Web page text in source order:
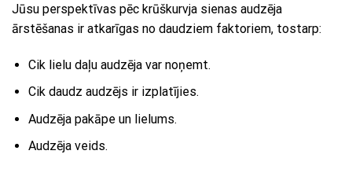
Jūsu perspektīvas pēc krūškurvja sienas audzēja
ārstēšanas ir atkarīgas no daudziem faktoriem, tostarp:
Cik lielu daļu audzēja var noņemt.
Cik daudz audzējs ir izplatījies.
Audzēja pakāpe un lielums.
Audzēja veids.